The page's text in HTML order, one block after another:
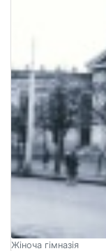
Жіноча гімназія